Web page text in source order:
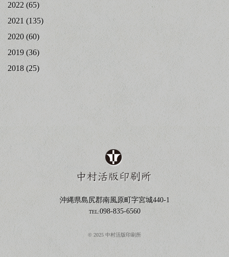
2022 (65)
2021 (135)
2020 (60)
2019 (36)
2018 (25)
沖縄県島尻郡南風原町字宮城440-1
TEL:098-835-6560
© 2025 中村活版印刷所